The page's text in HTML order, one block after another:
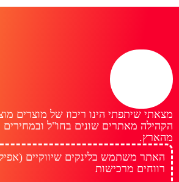
מצאתי שיתפתי הינו ריכוז של מוצרים
הקהילה מאתרים שונים בחו"ל
מהארץ.
האתר משתמש בלינקים שיווקיים
רווחים מרכישות